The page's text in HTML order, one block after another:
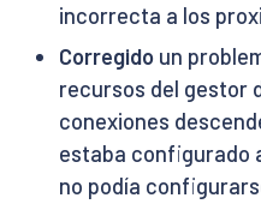
incorrecta a los
Corregidoun
recursos del gestor
conexiones
estaba configurado
no podía